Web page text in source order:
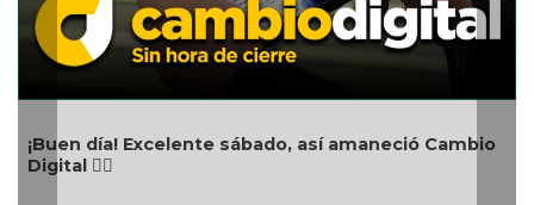
¡Buen día! Excelente sábado, así amaneció Cambio
Digital 👍🏻